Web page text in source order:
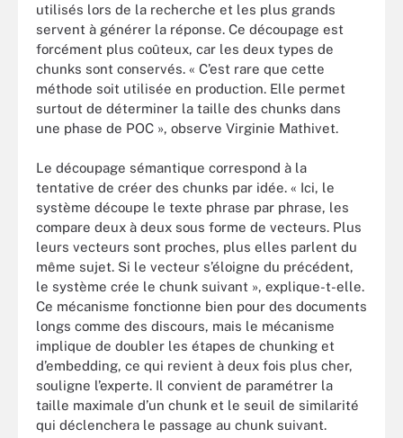
utilisés lors de la recherche et les plus grands
servent à générer la réponse. Ce découpage est
forcément plus coûteux, car les deux types de
chunks sont conservés. « C’est rare que cette
méthode soit utilisée en production. Elle permet
surtout de déterminer la taille des chunks dans
une phase de POC », observe Virginie Mathivet.
Le découpage sémantique correspond à la
tentative de créer des chunks par idée. « Ici, le
système découpe le texte phrase par phrase, les
compare deux à deux sous forme de vecteurs. Plus
leurs vecteurs sont proches, plus elles parlent du
même sujet. Si le vecteur s’éloigne du précédent,
le système crée le chunk suivant », explique-t-elle.
Ce mécanisme fonctionne bien pour des documents
longs comme des discours, mais le mécanisme
implique de doubler les étapes de chunking et
d’embedding, ce qui revient à deux fois plus cher,
souligne l’experte. Il convient de paramétrer la
taille maximale d’un chunk et le seuil de similarité
qui déclenchera le passage au chunk suivant.